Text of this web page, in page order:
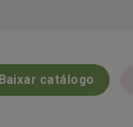
Baixar catálogo